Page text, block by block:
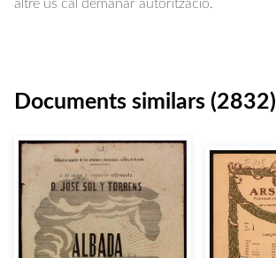
altre ús cal demanar autorització.
Documents similars (2832)